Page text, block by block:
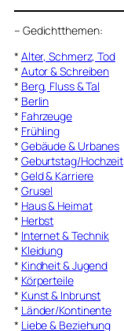
– Gedichtthemen:
* Alter, Schmerz, Tod
* Autor & Schreiben
* Berg, Fluss & Tal
* Berlin
* Fahrzeuge
* Frühling
* Gebäude & Urbanes
* Geburtstag/Hochzeit
* Geld & Karriere
* Grusel
* Haus & Heimat
* Herbst
* Internet & Technik
* Kleidung
* Kindheit & Jugend
* Körperteile
* Kunst & Inbrunst
* Länder/Kontinente
* Liebe & Beziehung